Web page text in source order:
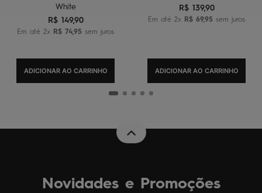
White
R$ 149,90
Em até 2x R$ 7495 sem juros
ADICIONAR AO CARRINHO
R$ 139,90
Em até 2x R$ 69,95 sem juros
ADICIONAR AO CARRINHO
Novidades e Promoções